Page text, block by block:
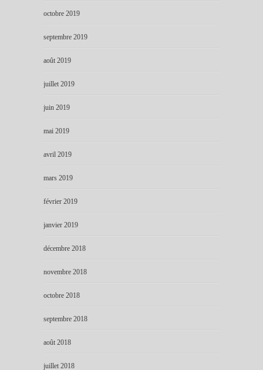
octobre 2019
septembre 2019
août 2019
juillet 2019
juin 2019
mai 2019
avril 2019
mars 2019
février 2019
janvier 2019
décembre 2018
novembre 2018
octobre 2018
septembre 2018
août 2018
juillet 2018